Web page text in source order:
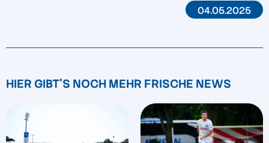
04.05.2025
HIER GIBT'S NOCH MEHR FRISCHE NEWS